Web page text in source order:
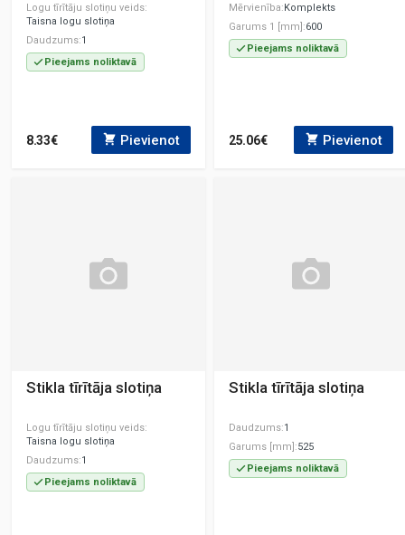
Logu tīrītāju slotiņu veids
Taisna logu slotiņa
Daudzums 1
Pieejams noliktavā
8.33€ Pievienot
Mērvienība Komplekts
Garums 1 [mm] 600
Pieejams noliktavā
25.06€ Pievienot
Stikla tīrītāja slotiņa
Logu tīrītāju slotiņu veids
Taisna logu slotiņa
Daudzums 1
Pieejams noliktavā
Stikla tīrītāja slotiņa
Daudzums 1
Garums [mm] 525
Pieejams noliktavā